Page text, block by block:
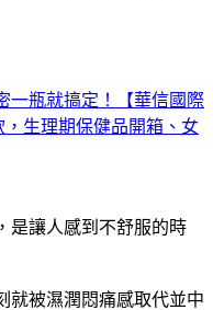
一瓶就搞定！【華信國際
生理期保健品開箱、女
是讓人感到不舒服的時
就被濕潤悶痛感取代並中